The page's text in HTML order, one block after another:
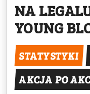
NA
YOUNG
STATYSTYKI
AKCJA PO